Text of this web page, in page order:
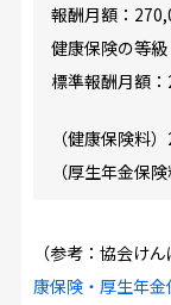
報酬月額：
健康保険の等
標準報酬月額
（健康保険料
（厚生年金保
（参考：協会け
康保険・厚生年